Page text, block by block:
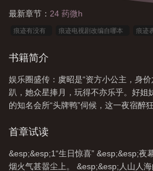
最新章节： 24 药微h
痕迹有没有 痕迹电视剧改编自哪本 痕迹
主文 痕迹所有女演员
同人文 痕迹原著在线阅读 痕迹作者 痕
文 痕迹剧组演员 痕迹的演员 痕迹是
书籍简介
娱乐圈盛传：虞昭是“资方小公主，身
趴，她众星捧月，玩得不亦乐乎。好姐
的知名会所“头牌鸭”伺候，这一夜宿醉
首章试读
&esp;&esp;1“生日惊喜” &esp;&esp;夜
烟火气甚嚣尘上。 &esp;&esp;人山人